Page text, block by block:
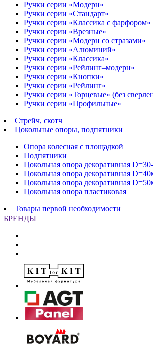
Ручки серии «Модерн»
Ручки серии «Стандарт»
Ручки серии «Классика с фарфором»
Ручки серии «Врезные»
Ручки серии «Модерн со стразами»
Ручки серии «Алюминий»
Ручки серии «Классика»
Ручки серии «Рейлинг–модерн»
Ручки серии «Кнопки»
Ручки серии «Рейлинг»
Ручки серии «Торцевые» (без
Ручки серии «Профильные»
Стрейч, скотч
Цокольные опоры, подпятники
Опора колесная с площадкой
Подпятники
Цокольная опора декоративная
Цокольная опора декоративная
Цокольная опора декоративная
Цокольная опора пластиковая
Товары первой необходимости
БРЕНДЫ